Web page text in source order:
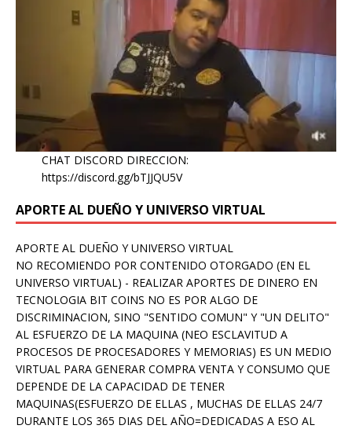
CHAT DISCORD DIRECCION:
https://discord.gg/bTJJQU5V
APORTE AL DUEÑO Y UNIVERSO VIRTUAL
APORTE AL DUEÑO Y UNIVERSO VIRTUAL
NO RECOMIENDO POR CONTENIDO OTORGADO (EN EL
UNIVERSO VIRTUAL) - REALIZAR APORTES DE DINERO EN
TECNOLOGIA BIT COINS NO ES POR ALGO DE
DISCRIMINACION, SINO "SENTIDO COMUN" Y "UN DELITO"
AL ESFUERZO DE LA MAQUINA (NEO ESCLAVITUD A
PROCESOS DE PROCESADORES Y MEMORIAS) ES UN MEDIO
VIRTUAL PARA GENERAR COMPRA VENTA Y CONSUMO QUE
DEPENDE DE LA CAPACIDAD DE TENER
MAQUINAS(ESFUERZO DE ELLAS , MUCHAS DE ELLAS 24/7
DURANTE LOS 365 DIAS DEL AÑO=DEDICADAS A ESO AL